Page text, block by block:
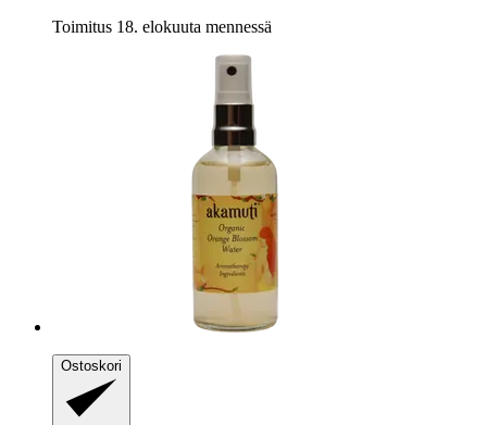
Toimitus 18. elokuuta mennessä
Ostoskori